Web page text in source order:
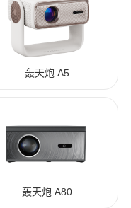
轰天炮 A5
轰天炮 A80